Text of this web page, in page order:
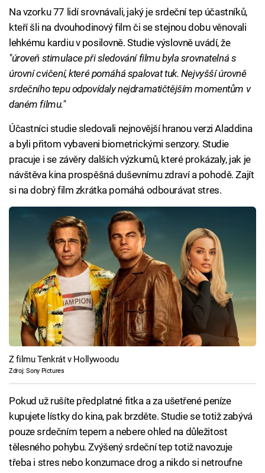
Na vzorku 77 lidí srovnávali, jaký je srdeční tep účastníků,
kteří šli na dvouhodinový film či se stejnou dobu věnovali
lehkému kardiu v posilovně. Studie výslovně uvádí, že
"úroveň stimulace při sledování filmu byla srovnatelná s
úrovní cvičení, které pomáhá spalovat tuk. Nejvyšší úrovně
srdečního tepu odpovídaly nejdramatičtějším momentům v
daném filmu."
Účastníci studie sledovali nejnovější hranou verzi Aladdina
a byli přitom vybaveni biometrickými senzory. Studie
pracuje i se závěry dalších výzkumů, které prokázaly, jak je
návštěva kina prospěšná duševnímu zdraví a pohodě. Zajít
si na dobrý film zkrátka pomáhá odbourávat stres.
Z filmu Tenkrát v Hollywoodu
Zdroj: Sony Pictures
Pokud už rušíte předplatné fitka a za ušetřené peníze
kupujete lístky do kina, pak brzděte. Studie se totiž zabývá
pouze srdečním tepem a nebere ohled na důležitost
tělesného pohybu. Zvýšený srdeční tep totiž navozuje
třeba i stres nebo konzumace drog a nikdo si netroufne